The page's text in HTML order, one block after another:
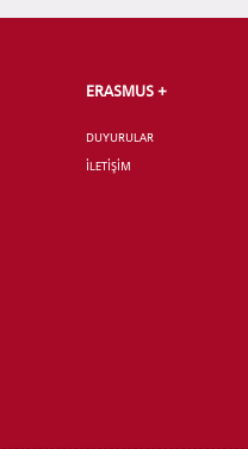
ERASMUS +
DUYURULAR
İLETİŞİM